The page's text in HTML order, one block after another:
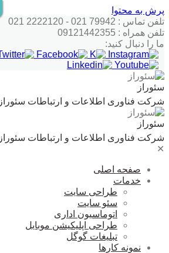
پرش به محتوا
تلفن تماس : 79942 021 - 2222120 021
تلفن همراه : 09121442355
ما را دنبال کنید:
سئوراز
شرکت فناوری اطلاعات و ارتباطات سئوراز
سئوراز
شرکت فناوری اطلاعات و ارتباطات سئوراز
✕
صفحه اصلی
خدمات
طراحی سایت
سئو سایت
اتوماسیون اداری
طراحی اپلیکیشن موبایل
تبلیغات گوگل
نمونه کارها